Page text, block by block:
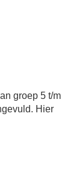
groep 5 t/m
Hier